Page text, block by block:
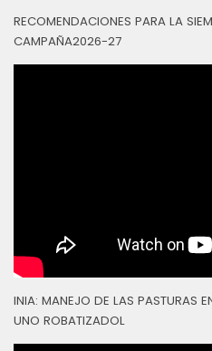
RECOMENDACIONES PARA LA
CAMPAÑA2026-27
INIA: MANEJO DE LAS PASTURAS
UNO ROBATIZADOL